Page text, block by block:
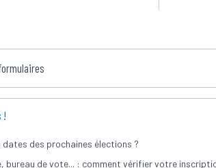
!
dates des prochaines élections ?
bureau de vote... : comment vérifier votre